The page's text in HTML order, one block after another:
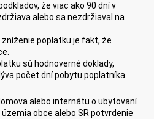
že viac ako 90 dní v
alebo sa nezdržiaval na
poplatku je fakt, že
sú hodnoverné doklady,
počet dní pobytu poplatníka
alebo internátu o ubytovaní
obce alebo SR potvrdenie